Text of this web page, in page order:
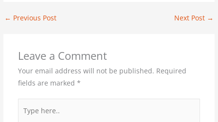
← Previous Post Next Post →
Leave a Comment
Your email address will not be published. Required
fields are marked *
here..